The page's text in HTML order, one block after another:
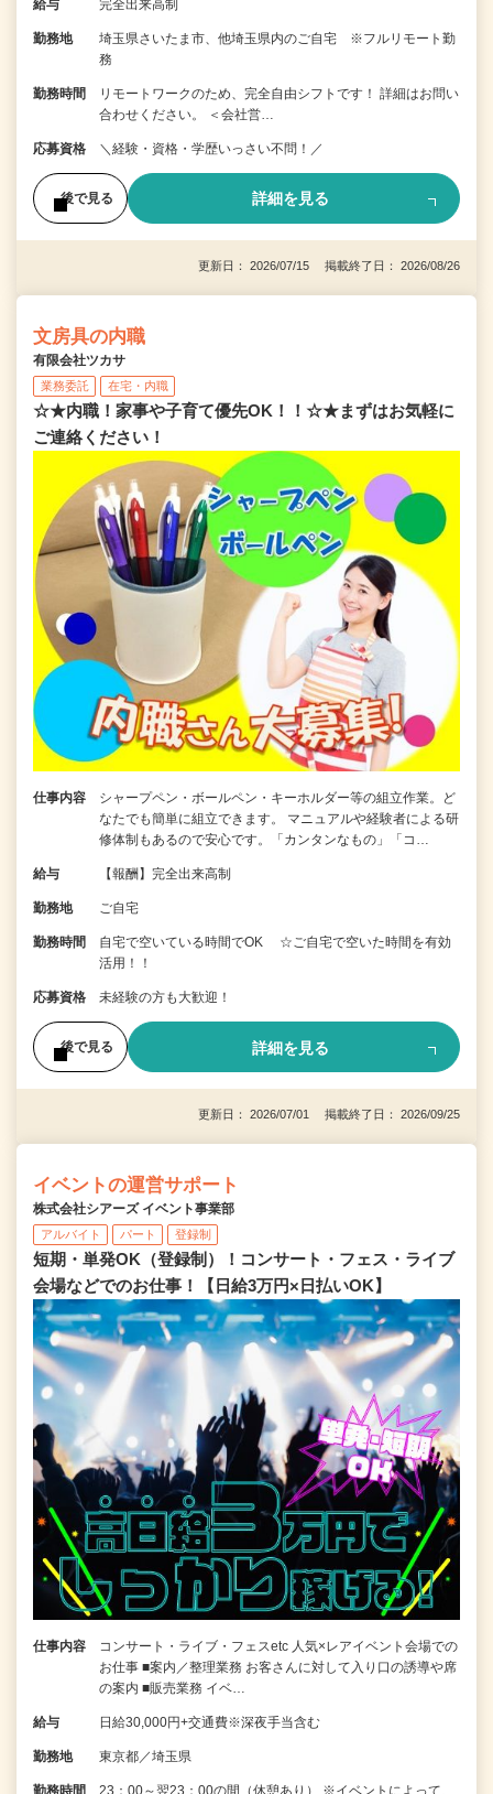
給与 完全出来高制
勤務地
埼玉県さいたま市、他埼玉県内のご自宅 ※フルリモート勤
務
勤務時間
リモートワークのため、完全自由シフトです！ 詳細はお問い
合わせください。 ＜会社営…
応募資格 ＼経験・資格・学歴いっさい不問！／
後で見る 詳細を見る
更新日： 2026/07/15 掲載終了日： 2026/08/26
文房具の内職
有限会社ツカサ
業務委託 在宅・内職
☆★内職！家事や子育て優先OK！！☆★まずはお気軽に
ご連絡ください！
仕事内容
シャープペン・ボールペン・キーホルダー等の組立作業。ど
なたでも簡単に組立できます。 マニュアルや経験者による研
修体制もあるので安心です。「カンタンなもの」「コ…
給与 【報酬】完全出来高制
勤務地 ご自宅
勤務時間
自宅で空いている時間でOK ☆ご自宅で空いた時間を有効
活用！！
応募資格 未経験の方も大歓迎！
後で見る 詳細を見る
更新日： 2026/07/01 掲載終了日： 2026/09/25
イベントの運営サポート
株式会社シアーズ イベント事業部
アルバイト パート 登録制
短期・単発OK（登録制）！コンサート・フェス・ライブ
会場などでのお仕事！【日給3万円×日払いOK】
仕事内容
コンサート・ライブ・フェスetc 人気×レアイベント会場での
お仕事 ■案内／整理業務 お客さんに対して入り口の誘導や席
の案内 ■販売業務 イベ…
給与 日給30,000円+交通費※深夜手当含む
勤務地 東京都／埼玉県